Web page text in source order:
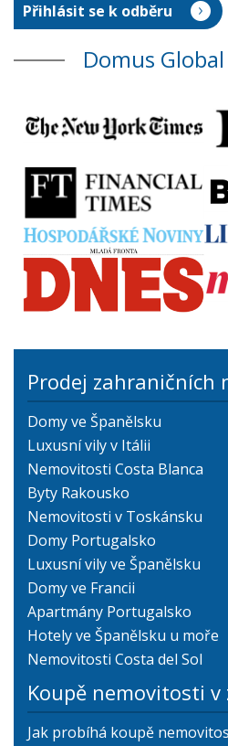
Domus
Prodej zahraničních
Domy ve Španělsku
Luxusní vily v Itálii
Nemovitosti Costa Blanca
Byty Rakousko
Nemovitosti v Toskánsku
Domy Portugalsko
Luxusní vily ve Španělsku
Domy ve Francii
Apartmány Portugalsko
Hotely ve Španělsku u moře
Nemovitosti Costa del Sol
Koupě nemovitosti
Jak probíhá koupě